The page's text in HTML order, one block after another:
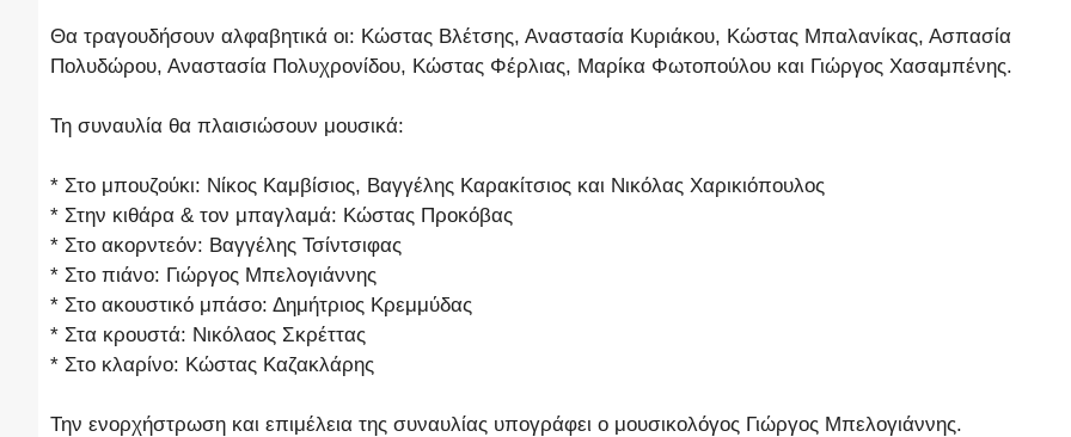
Θα τραγουδήσουν αλφαβητικά οι: Κώστας Βλέτσης, Αναστασία Κυριάκου, Κώστας Μπαλανίκας, Ασπασία
Πολυδώρου, Αναστασία Πολυχρονίδου, Κώστας Φέρλιας, Μαρίκα Φωτοπούλου και Γιώργος Χασαμπένης.
Τη συναυλία θα πλαισιώσουν μουσικά:
* Στο μπουζούκι: Νίκος Καμβίσιος, Βαγγέλης Καρακίτσιος και Νικόλας Χαρικιόπουλος
* Στην κιθάρα & τον μπαγλαμά: Κώστας Προκόβας
* Στο ακορντεόν: Βαγγέλης Τσίντσιφας
* Στο πιάνο: Γιώργος Μπελογιάννης
* Στο ακουστικό μπάσο: Δημήτριος Κρεμμύδας
* Στα κρουστά: Νικόλαος Σκρέττας
* Στο κλαρίνο: Κώστας Καζακλάρης
Την ενορχήστρωση και επιμέλεια της συναυλίας υπογράφει ο μουσικολόγος Γιώργος Μπελογιάννης.